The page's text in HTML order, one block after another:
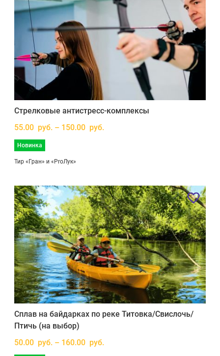
Стрелковые антистресс-комплексы
55.00 руб. – 150.00 руб.
Новинка
Тир «Гран» и «ProЛук»
Сплав на байдарках по реке Титовка/Свислочь/
Птичь (на выбор)
50.00 руб. – 160.00 руб.